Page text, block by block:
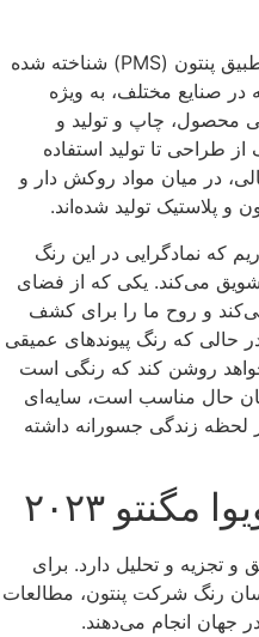
این شرکت بیشتر به دلیل سیستم تطبیق پنتون (PMS) شناخته شده
صنایع مختلف، به ویژه
محصول، چاپ و تولید و
طراحی تا تولید استفاده
در میان مواد روکش دار و
و پلاستیک تولید شده‌اند.
که نمادگرایی در این رنگ
تشویق می‌کند. یکی که از فضای
و روح ما را برای کشف
حالی که رنگ پیوندهای عمیقی
روشن کند که رنگی است
حال مناسب است، سایه‌ای
لحظه زندگی جسورانه داشته
۲۰۲۳
و تجزیه و تحلیل دارد. برای
رنگ شرکت پنتون، مطالعات
جهان انجام می‌دهند.